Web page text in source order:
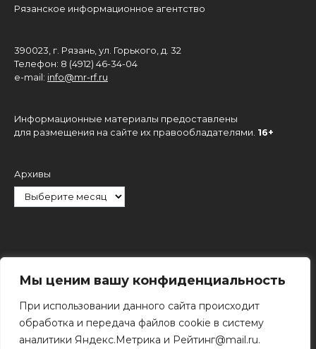
Мы ценим вашу конфиденциальность
При использовании данного сайта происходит
обработка и передача файлов cookie в систему
аналитики Яндекс.Метрика и Рейтинг@mail.ru.
Рязанское информационное агентство
390023, г. Рязань, ул. Горького, д. 32
Телефон: 8 (4912) 46-34-04
e-mail: info@mr-rf.ru
Информационные материалы предоставлены
для размещения на сайте их правообладателями. 16+
Архивы